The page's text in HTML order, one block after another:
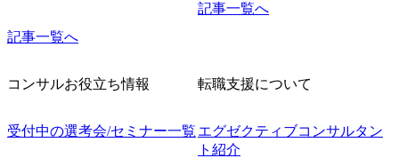
記事一覧へ
記事一覧へ
コンサルお役立ち情報
受付中の選考会/セミナー一覧
転職支援について
エグゼクティブコンサルタン
ト紹介